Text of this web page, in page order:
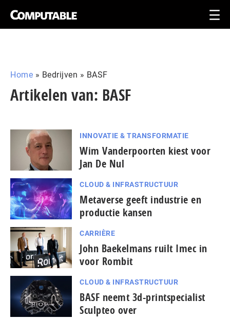
Home » Bedrijven » BASF
Artikelen van: BASF
INNOVATIE & TRANSFORMATIE
Wim Vanderpoorten kiest voor
Jan De Nul
CLOUD & INFRASTRUCTUUR
Metaverse geeft industrie en
productie kansen
CARRIÈRE
John Baekelmans ruilt Imec in
voor Rombit
CLOUD & INFRASTRUCTUUR
BASF neemt 3d-printspecialist
Sculpteo over